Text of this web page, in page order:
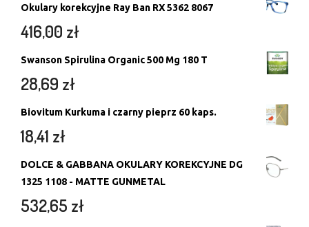
Okulary korekcyjne Ray Ban RX 5362 8067
416,00 zł
Swanson Spirulina Organic 500 Mg 180 T
28,69 zł
Biovitum Kurkuma i czarny pieprz 60 kaps.
18,41 zł
DOLCE & GABBANA OKULARY KOREKCYJNE DG
1325 1108 - MATTE GUNMETAL
532,65 zł